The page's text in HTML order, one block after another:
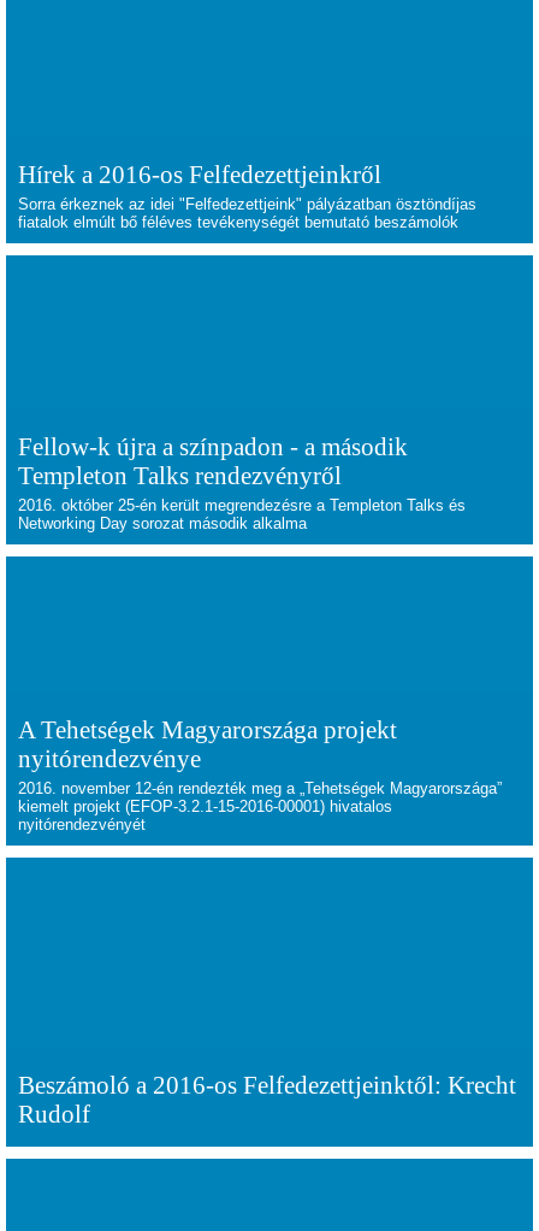
Hírek a 2016-os Felfedezettjeinkről
Sorra érkeznek az idei "Felfedezettjeink" pályázatban ösztöndíjas
fiatalok elmúlt bő féléves tevékenységét bemutató beszámolók
Fellow-k újra a színpadon - a második
Templeton Talks rendezvényről
2016. október 25-én került megrendezésre a Templeton Talks és
Networking Day sorozat második alkalma
A Tehetségek Magyarországa projekt
nyitórendezvénye
2016. november 12-én rendezték meg a „Tehetségek Magyarországa”
kiemelt projekt (EFOP-3.2.1-15-2016-00001) hivatalos
nyitórendezvényét
Beszámoló a 2016-os Felfedezettjeinktől: Krecht
Rudolf